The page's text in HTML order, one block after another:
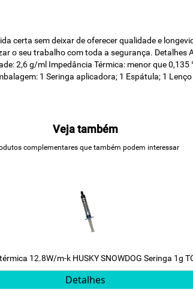
certa sem deixar de oferecer qualidade e
o seu trabalho com toda a segurança. Detalhes
2,6 g/ml Impedância Térmica: menor que
1 Seringa aplicadora; 1 Espátula; 1
Veja também
complementares que também podem interessar
12.8W/m-k HUSKY SNOWDOG Seringa 1g
Detalhes